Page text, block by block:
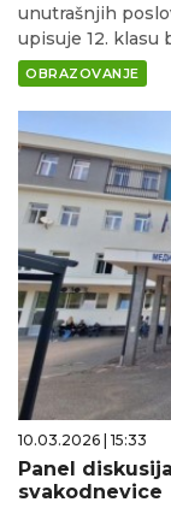
unutrašnjih
upisuje 12. klasu
OBRAZOVANJE
10.03.2026 | 15:33
Panel
svakodnevice